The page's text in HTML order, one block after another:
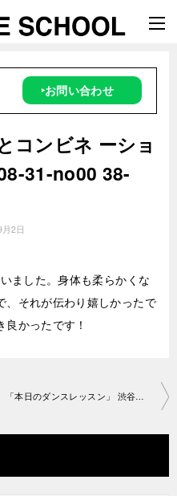
‣お問い合わせ
コンビネ ーショ
31­-­no00 38-
2日
ました。身体も柔らかくな
、それが伝わり嬉しかったで
かったです！